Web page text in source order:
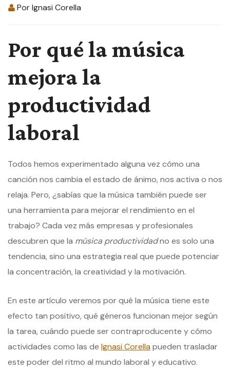
PorIgnasi Corella
Por qué la música
mejora la
productividad
laboral
Todos hemos experimentado alguna vez cómo una
canción nos cambia el estado de ánimo, nos activa o nos
relaja. Pero, ¿sabías que la música también puede ser
una herramienta para mejorar el rendimiento en el
trabajo? Cada vez más empresas y profesionales
descubren que la música productividadno es solo una
tendencia, sino una estrategia real que puede potenciar
la concentración, la creatividad y la motivación.
En este artículo veremos por qué la música tiene este
efecto tan positivo, qué géneros funcionan mejor según
la tarea, cuándo puede ser contraproducente y cómo
actividades como las de Ignasi Corellapueden trasladar
este poder del ritmo al mundo laboral y educativo.